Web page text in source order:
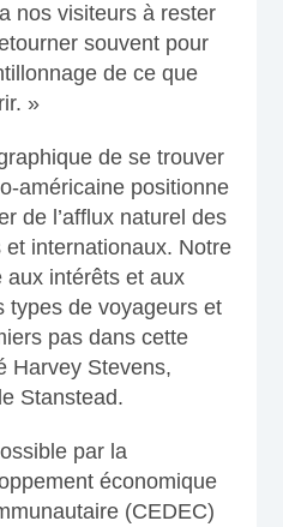
nos visiteurs à rester
souvent pour
de ce que
»
de se trouver
américaine positionne
de l’afflux naturel des
internationaux. Notre
aux intérêts et aux
types de voyageurs et
pas dans cette
Harvey Stevens,
Stanstead.
par la
économique
(CEDEC)